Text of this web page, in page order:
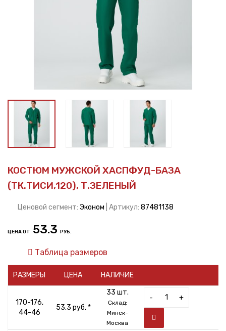
КОСТЮМ МУЖСКОЙ ХАСПФУД-БАЗА
(ТК.ТИСИ,120), Т.ЗЕЛЕНЫЙ
Ценовой сегмент: Эконом | Артикул: 87481138
ЦЕНА ОТ 53.3 РУБ.
Таблица размеров
РАЗМЕРЫ ЦЕНА НАЛИЧИЕ
170-176,
44-46
53.3 руб. *
33 шт.
Склад:
Минск-
Москва
- +